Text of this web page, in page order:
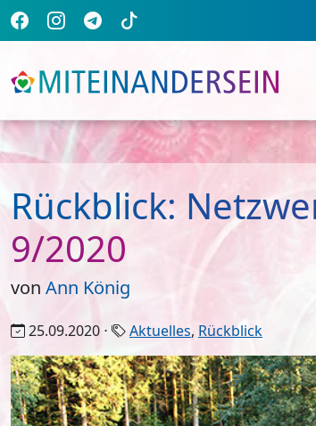
Rückblick:
9/2020
von Ann König
25.09.2020 ⋅ Aktuelles, Rückblick